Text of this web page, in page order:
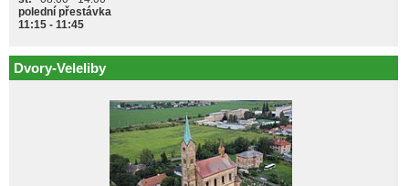
polední přestávka
11:15 - 11:45
Dvory-Veleliby